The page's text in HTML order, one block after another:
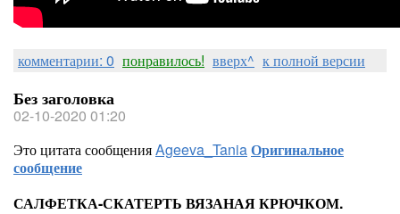
комментарии: 0 понравилось! вверх^ к полной версии
Без заголовка
02-10-2020 01:20
Это цитата сообщенияAgeeva_TaniaОригинальное
сообщение
САЛФЕТКА-СКАТЕРТЬ ВЯЗАНАЯ КРЮЧКОМ.